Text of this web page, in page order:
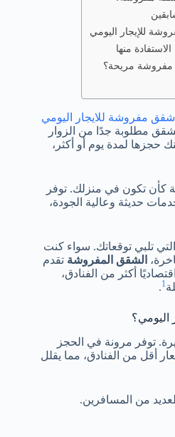
للإيجار اليومي
منها
مفروشة مريحة؟
شقق مفروشة للايجار اليومي
مطلوبة جدًا من الزوار
حجزها لمدة يوم أو أكثر،
كأن تكون في منزلك. توفر
حديثة وعالية الجودة،
التي تلبي توقعاتك. سواء كنت
الشقق المفروشة تقدم
أكثر من الفنادق،
1
.
اليومي؟
توفر مرونة في الحجز
أقل من الفنادق، مما يقلل
من المسافرين.